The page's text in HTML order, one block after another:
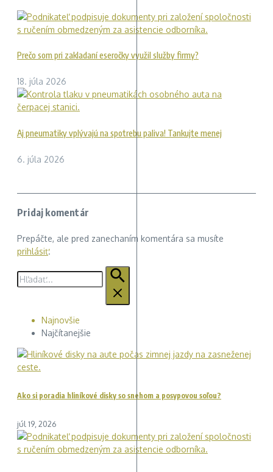
Prečo som pri zakladaní eseročky využil služby firmy?
18. júla 2026
Aj pneumatiky vplývajú na spotrebu paliva! Tankujte menej
6. júla 2026
Pridaj komentár
Prepáčte, ale pred zanechaním komentára sa musíte
prihlásiť.
Hľadať:
Najnovšie
Najčítanejšie
Ako si poradia hliníkové disky so snehom a posypovou soľou?
júl 19, 2026